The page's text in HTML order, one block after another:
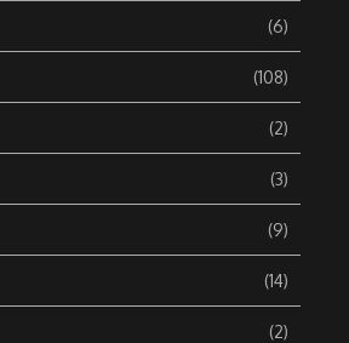
(6)
(108)
(2)
(3)
(9)
(14)
(2)